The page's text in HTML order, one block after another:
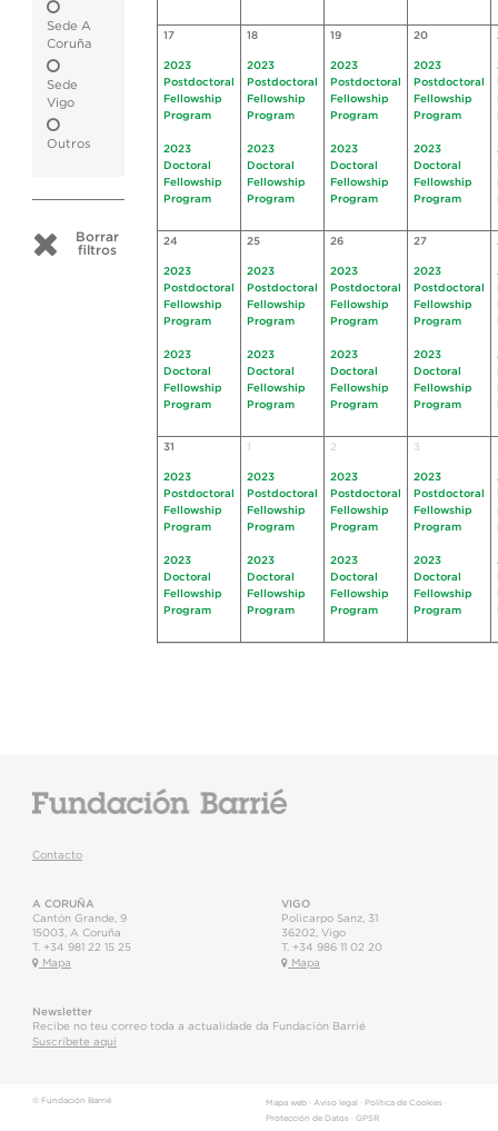
Sede A
Coruña
Sede
Vigo
Outros
Borrar
filtros
17
2023
Postdoctoral
Fellowship
Program
2023
Doctoral
Fellowship
Program
18
2023
Postdoctoral
Fellowship
Program
2023
Doctoral
Fellowship
Program
19
2023
Postdoctoral
Fellowship
Program
2023
Doctoral
Fellowship
Program
20
2023
Postdoctoral
Fellowship
Program
2023
Doctoral
Fellowship
Program
24
2023
Postdoctoral
Fellowship
Program
2023
Doctoral
Fellowship
Program
25
2023
Postdoctoral
Fellowship
Program
2023
Doctoral
Fellowship
Program
26
2023
Postdoctoral
Fellowship
Program
2023
Doctoral
Fellowship
Program
27
2023
Postdoctoral
Fellowship
Program
2023
Doctoral
Fellowship
Program
31
2023
Postdoctoral
Fellowship
Program
2023
Doctoral
Fellowship
Program
2023
Postdoctoral
Fellowship
Program
2023
Doctoral
Fellowship
Program
2
2023
Postdoctoral
Fellowship
Program
2023
Doctoral
Fellowship
Program
3
2023
Postdoctoral
Fellowship
Program
2023
Doctoral
Fellowship
Program
Contacto
A CORUÑA
Cantón Grande, 9
15003
A Coruña
T. +34 981 22 15 25
Mapa
VIGO
Policarpo Sanz, 31
36202 Vigo
T. +34 986 11 02 20
Mapa
Newsletter
Recibe no teu correo toda a actualidade da Fundación Barrié
Suscríbete aquí
© Fundación Barrié Mapa web· Aviso legal · Política de Cookies ·
Protección de Datos · GPSR